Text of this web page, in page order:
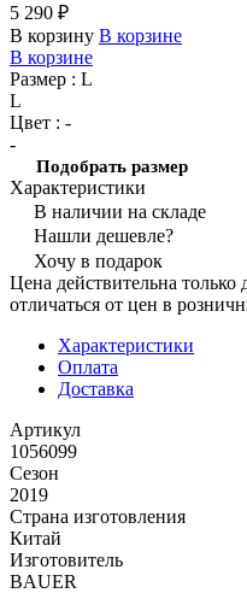
5 290 ₽
В корзину В корзине
В корзине
Размер : L
L
Цвет : -
-
Подобрать размер
Характеристики
В наличии на складе
Нашли дешевле?
Хочу в подарок
Цена действительна
отличаться от цен в
Характеристики
Оплата
Доставка
Артикул
1056099
Сезон
2019
Страна изготовления
Китай
Изготовитель
BAUER